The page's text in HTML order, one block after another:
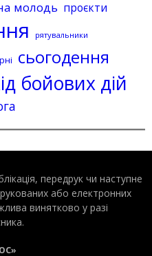
молодь проєкти
рятувальники
сьогодення
бойових дій
передрук чи наступне
або електронних
винятково у разі